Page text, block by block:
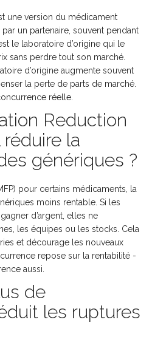
une version du médicament
un partenaire, souvent pendant
le laboratoire d’origine qui le
sans perdre tout son marché.
d’origine augmente souvent
la perte de parts de marché.
réelle.
Reduction
la
génériques ?
pour certains médicaments, la
moins rentable. Si les
d’argent, elles ne
les équipes ou les stocks. Cela
et décourage les nouveaux
repose sur la rentabilité -
aussi.
de
les ruptures